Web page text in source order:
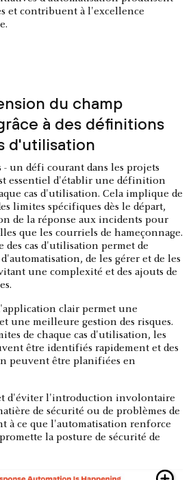
et contribuent à l'excellence
du champ
à des définitions
d'utilisation
- un défi courant dans les projets
essentiel d'établir une définition
cas d'utilisation. Cela implique de
limites spécifiques dès le départ,
de la réponse aux incidents pour
que les courriels de hameçonnage.
cas d'utilisation permet de
de les gérer et de les
une complexité et des ajouts de
clair permet une
une meilleure gestion des risques.
de chaque cas d'utilisation, les
être identifiés rapidement et des
peuvent être planifiées en
d'éviter l'introduction involontaire
de sécurité ou de problèmes de
à ce que l'automatisation renforce
la posture de sécurité de